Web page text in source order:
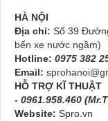
HÀ NỘI
Địa chỉ: Số 39
bến xe nước ngầm)
Hotline: 0975 382
Email:
HỖ TRỢ KĨ THUẬT
- 0961.958.460
Website: Spro.vn